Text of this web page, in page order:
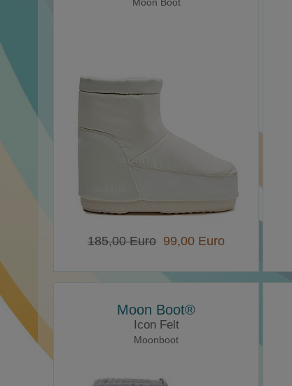
Moon Boot
185,00 Euro 99,00 Euro
Moon Boot®
Icon Felt
Moonboot